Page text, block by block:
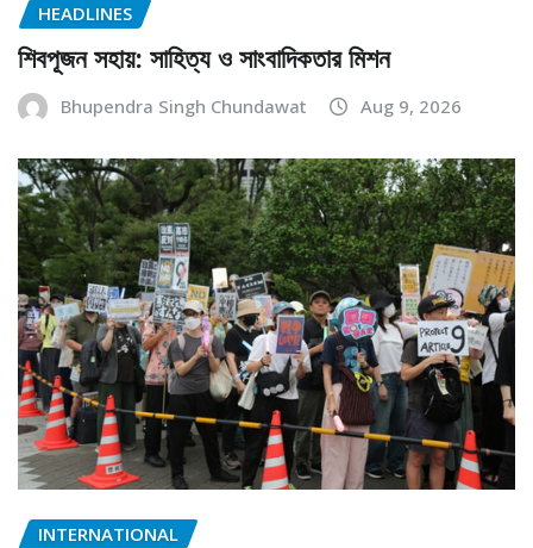
HEADLINES
শিবপূজন সহায়: সাহিত্য ও সাংবাদিকতার মিশন
Bhupendra Singh Chundawat Aug 9, 2026
INTERNATIONAL